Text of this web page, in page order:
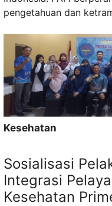
pengetahuan dan
profesional dalam
pengelolaan obat.
berfungsi sebagai
informasi, penglaman,
jaringan ... Read more
Kesehatan
Sosialisasi
Integrasi
Kesehatan